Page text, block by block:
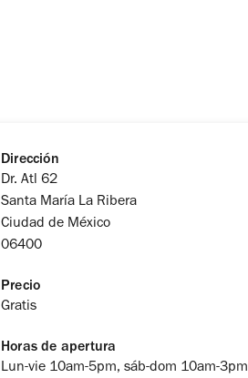
Dirección
Dr. Atl 62
Santa María La Ribera
Ciudad de México
06400
Precio
Gratis
Horas de apertura
Lun-vie 10am-5pm, sáb-dom 10am-3pm